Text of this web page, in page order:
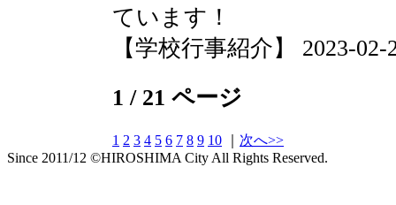
ています！
【学校行事紹介】 2023-02-
1 / 21 ページ
1 2 3 4 5 6 7 8 9 10
次へ>>
Since 2011/12 ©HIROSHIMA City All Rights Reserved.